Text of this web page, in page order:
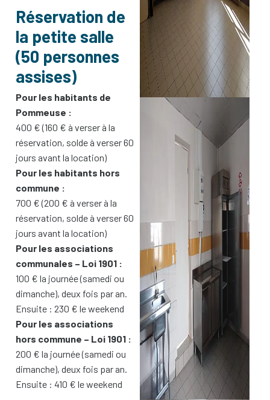
Réservation de
la petite salle
(50 personnes
assises)
Pour les habitants de
Pommeuse :
400 € (160 € à verser à la
réservation, solde à verser 60
jours avant la location)
Pour les habitants hors
commune :
700 € (200 € à verser à la
réservation, solde à verser 60
jours avant la location)
Pour les associations
communales – Loi 1901 :
100 € la journée (samedi ou
dimanche), deux fois par an.
Ensuite : 230 € le weekend
Pour les associations
hors commune – Loi 1901 :
200 € la journée (samedi ou
dimanche), deux fois par an.
Ensuite : 410 € le weekend